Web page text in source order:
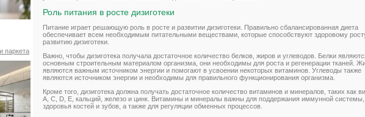
паркета
Роль питания в росте дизиготеки
Питание играет решающую роль в росте и развитии дизиготеки. Правильно сбалансированная диета
обеспечивает всем необходимым питательными веществами, которые способствуют здоровому
развитию дизиготеки.
Важно, чтобы дизиготека получала достаточное количество белков, жиров и углеводов. Белки
основным строительным материалом организма, они необходимы для роста и регенерации тканей.
являются важным источником энергии и помогают в усвоении некоторых витаминов. Углеводы также
являются источником энергии и необходимы для правильного функционирования организма.
Кроме того, дизиготека должна получать достаточное количество витаминов и минералов, таких как
A, C, D, E, кальций, железо и цинк. Витамины и минералы важны для поддержания иммунной системы,
здоровья костей и зубов, а также для регуляции обменных процессов.